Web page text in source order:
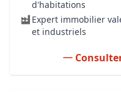
d'habitations
Expert immobilier
et industriels